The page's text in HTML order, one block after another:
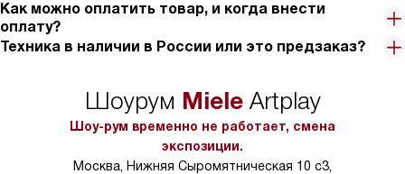
Как можно оплатить товар, и когда внести
оплату?
Техника в наличии в России или это предзаказ?
Шоурум MieleArtplay
Шоу-рум временно не работает, смена
экспозиции.
Москва, Нижняя Сыромятническая 10 с3,